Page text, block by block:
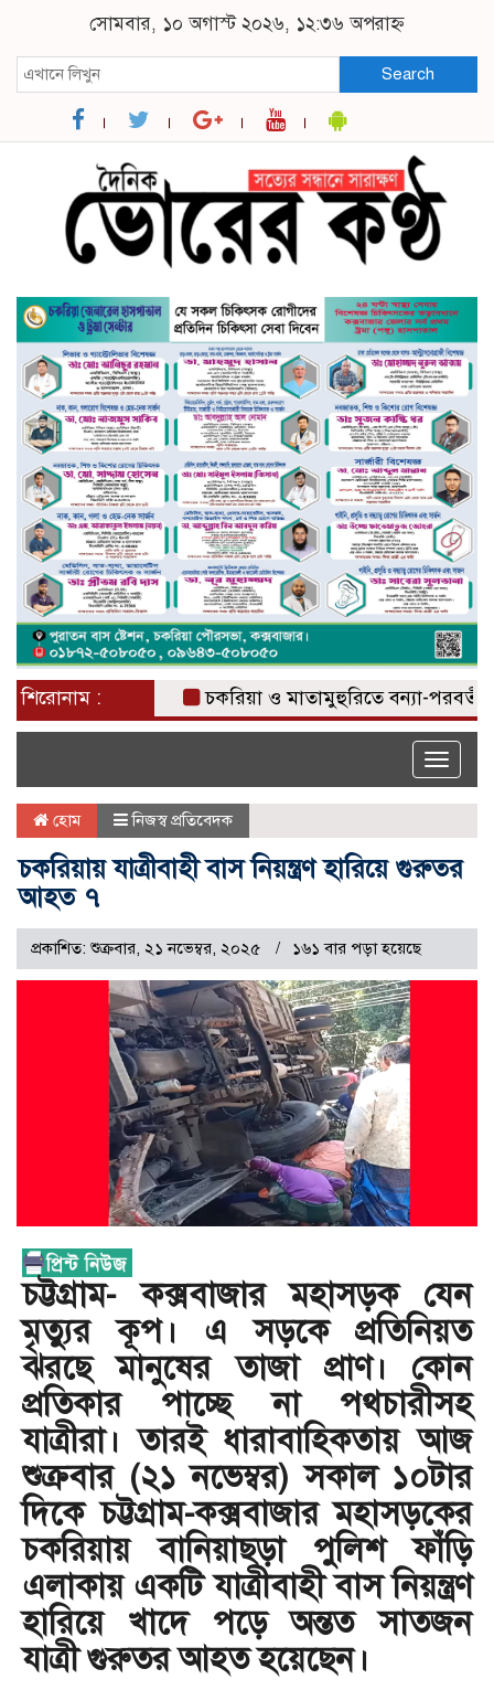
সোমবার, ১০ অগাস্ট ২০২৬, ১২:৩৬ অপরাহ্ন
Search
শিরোনাম : চকরিয়া ও মাতামুহুরিতে বন্যা-পরবর্তী
Toggle
হোম নিজস্ব প্রতিবেদক
চকরিয়ায় যাত্রীবাহী বাস নিয়ন্ত্রণ হারিয়ে গুরুতর
আহত ৭
প্রকাশিত: শুক্রবার, ২১ নভেম্বর, ২০২৫ ১৬১ বার পড়া হয়েছে
চট্টগ্রাম- কক্সবাজার মহাসড়ক যেন
মৃত্যুর কূপ। এ সড়কে প্রতিনিয়ত
ঝরছে মানুষের তাজা প্রাণ। কোন
প্রতিকার পাচ্ছে না পথচারীসহ
যাত্রীরা। তারই ধারাবাহিকতায় আজ
শুক্রবার (২১ নভেম্বর) সকাল ১০টার
দিকে চট্টগ্রাম-কক্সবাজার মহাসড়কের
চকরিয়ায়বানিয়াছড়া পুলিশ ফাঁড়ি
এলাকায় একটি যাত্রীবাহী বাস নিয়ন্ত্রণ
হারিয়ে খাদে পড়ে অন্তত সাতজন
যাত্রী গুরুতর আহত হয়েছেন।